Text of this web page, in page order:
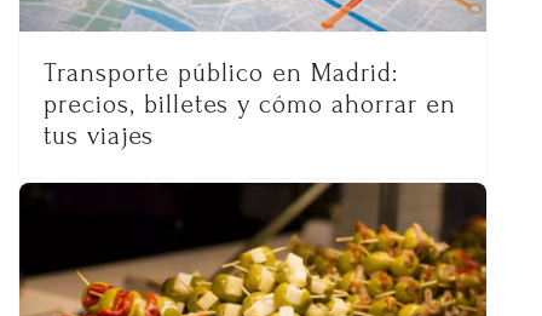
Transporte público en Madrid:
precios, billetes y cómo ahorrar en
tus viajes